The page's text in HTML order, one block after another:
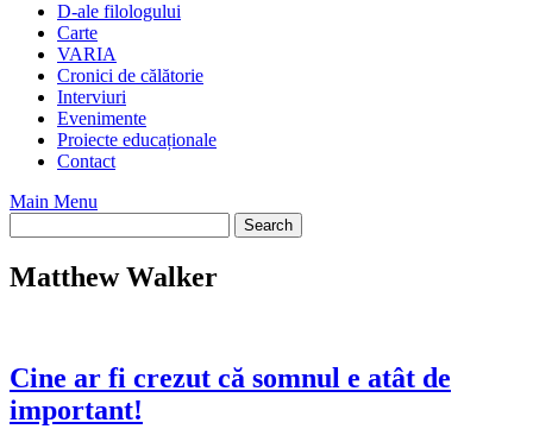
D-ale filologului
Carte
VARIA
Cronici de călătorie
Interviuri
Evenimente
Proiecte educaționale
Contact
Main Menu
Matthew Walker
Cine ar fi crezut că somnul e atât de
important!